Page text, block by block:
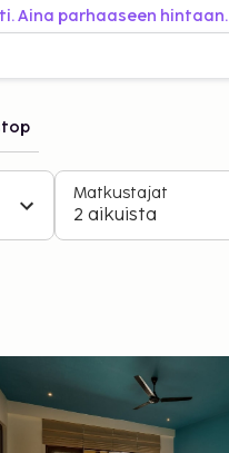
Aina parhaaseen hintaan.
Matkustajat
2 aikuista